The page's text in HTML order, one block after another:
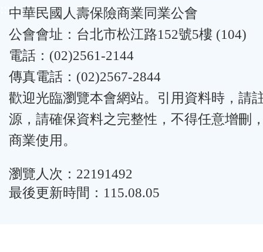
:::中華民國人壽保險商業同業公會
公會會址：台北市松江路152號5樓 (104)
電話：(02)2561-2144
傳真電話：(02)2567-2844
歡迎光臨瀏覽本會網站。引用資料時，請
源，請確保資料之完整性，不得任意增刪
商業使用。
瀏覽人次：22191492
最後更新時間：115.08.05